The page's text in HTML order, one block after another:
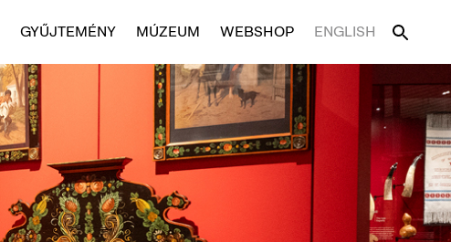
GYŰJTEMÉNY MÚZEUM WEBSHOP ENGLISH